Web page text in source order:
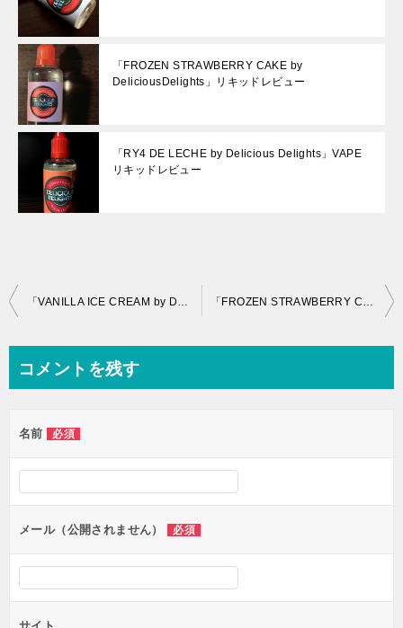
「FROZEN STRAWBERRY CAKE by
DeliciousDelights」リキッドレビュー
「RY4 DE LECHE by Delicious Delights」VAPE
リキッドレビュー
投
ビ
ー
シ
ン
「VANILLA ICE CREAM by Delicious Delights」VAPEリキッドレビュー 「FROZEN STRAWBERRY CAKE by DeliciousDelights」リキッドレビュー
コメントを残す
名前 必須
メール（公開されません） 必須